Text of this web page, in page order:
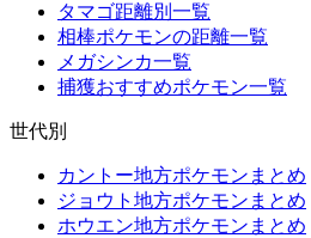
タマゴ距離別一覧
相棒ポケモンの距離一覧
メガシンカ一覧
捕獲おすすめポケモン一覧
世代別
カントー地方ポケモンまとめ
ジョウト地方ポケモンまとめ
ホウエン地方ポケモンまとめ